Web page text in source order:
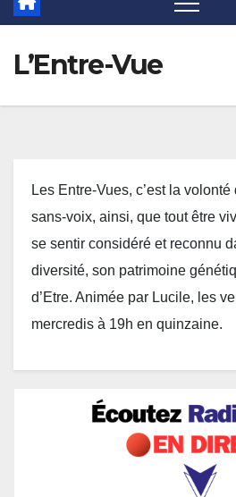
L’Entre-Vue
Les Entre-Vues, c’est la
sans-voix, ainsi, que tout être
se sentir considéré et reconnu
diversité, son patrimoine
d’Etre. Animée par Lucile, les
mercredis à 19h en quinzaine.